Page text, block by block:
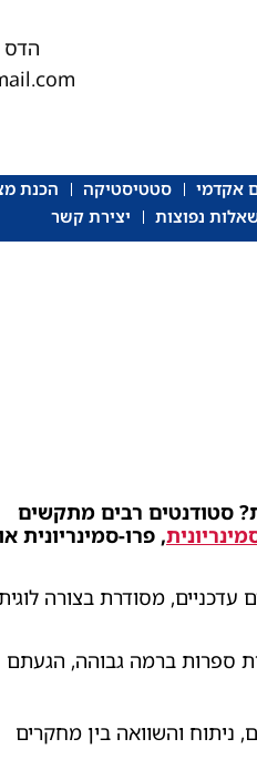
הדס - 058-
אקדמי סטטיסטיקה הכנת
נפוצות
יצירת קשר
סטודנטים רבים מתקשים
, פרו-סמינריונית
מסודרת בצורה
ספרות ברמה גבוהה, הגעתם
ניתוח והשוואה בין מחקרים